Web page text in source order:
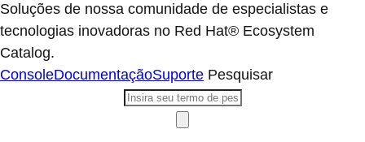
Soluções de nossa comunidade de especialistas e
tecnologias inovadoras no Red Hat® Ecosystem
Catalog.
ConsoleDocumentaçãoSuporte Pesquisar